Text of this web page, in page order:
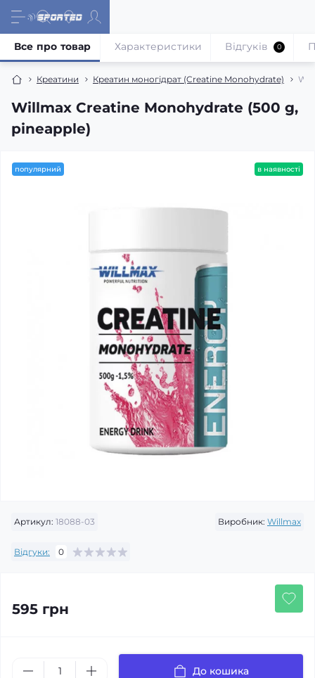
Креатини Креатин моногідрат (Creatine Monohydrate)
Willmax Creatine Monohydrate (500 g,
pineapple)
Все про товар Характеристики Відгуків 0
популярний в наявності
Артикул: 18088-03 Виробник: Willmax
Відгуки: 0
595 грн
До кошика